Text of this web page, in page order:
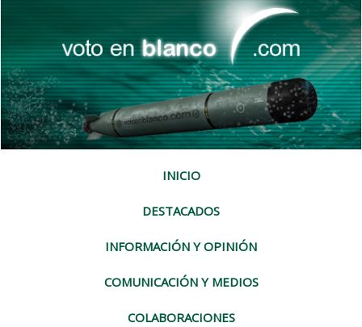
INICIO
DESTACADOS
INFORMACIÓN Y OPINIÓN
COMUNICACIÓN Y MEDIOS
COLABORACIONES